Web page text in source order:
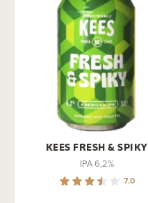
KEES FRESH & SPIKY
IPA 6,2%
7.0